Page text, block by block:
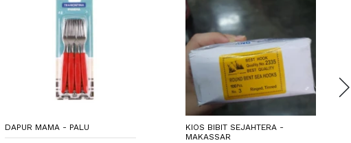
DAPUR MAMA - PALU
KIOS BIBIT SEJAHTERA -
MAKASSAR